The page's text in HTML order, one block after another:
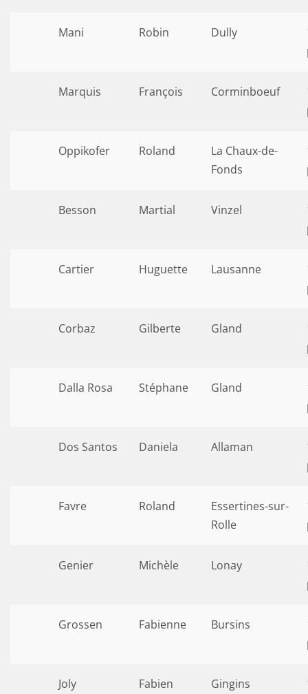
Mani Robin Dully
Marquis François Corminboeuf
Oppikofer Roland
La Chaux-de-
Fonds
Besson Martial Vinzel
Cartier Huguette Lausanne
Corbaz Gilberte Gland
Dalla Rosa Stéphane Gland
Dos Santos Daniela Allaman
Favre Roland
Essertines-sur-
Rolle
Genier Michèle Lonay
Grossen Fabienne Bursins
Joly Fabien Gingins